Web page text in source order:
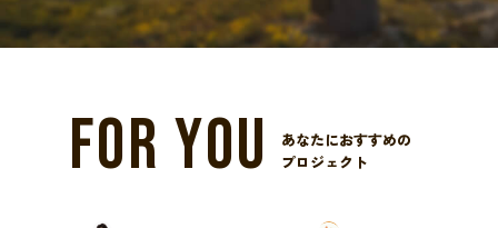
FOR YOU
あなたにおすすめの
プロジェクト